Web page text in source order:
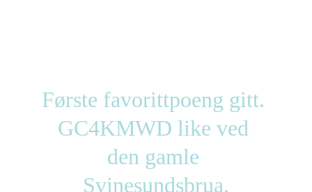
Første favorittpoeng gitt.
GC4KMWD like ved
den gamle
Svinesundsbrua.